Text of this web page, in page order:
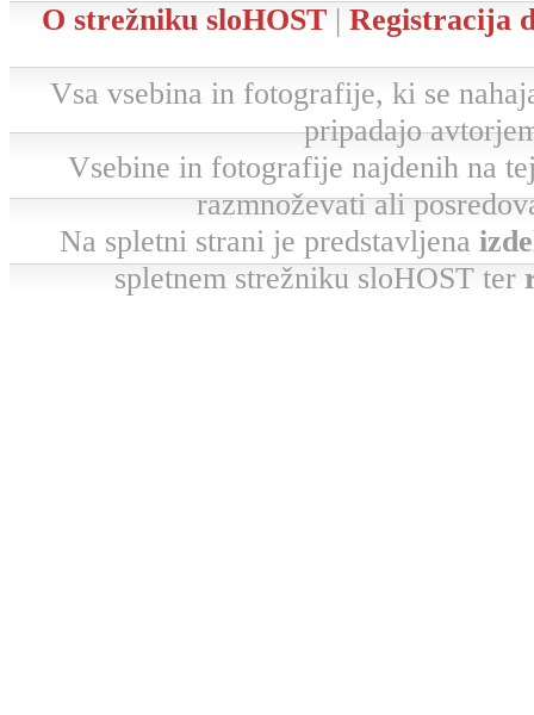
O strežniku sloHOST| Registracija
Vsa vsebina in fotografije, ki se
pripadajo
Vsebine in fotografije najdenih na
razmnoževati ali
Na spletni strani je predstavljena
spletnem strežniku sloHOST ter